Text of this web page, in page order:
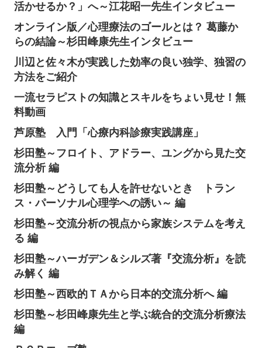
活かせるか？」へ～江花昭一先生インタビュー
オンライン版／心理療法のゴールとは？ 葛藤か
らの結論～杉田峰康先生インタビュー
川辺と佐々木が実践した効率の良い独学、独習の
方法をご紹介
一流セラピストの知識とスキルをちょい見せ！無
料動画
芦原塾 入門「心療内科診療実践講座」
杉田塾～フロイト、アドラー、ユングから見た交
流分析 編
杉田塾～どうしても人を許せないとき トラン
ス・パーソナル心理学への誘い～ 編
杉田塾～交流分析の視点から家族システムを考え
る 編
杉田塾～ハーガデン＆シルズ著『交流分析』を読
み解く 編
杉田塾～西欧的ＴＡから日本的交流分析へ 編
杉田塾～杉田峰康先生と学ぶ統合的交流分析療法
編